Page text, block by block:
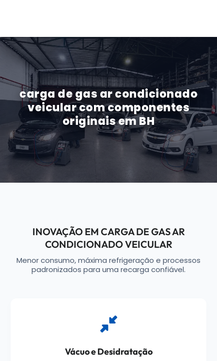
carga de gas ar condicionado
veicular com componentes
originais em BH
INOVAÇÃO EM CARGA DE GAS AR
CONDICIONADO VEICULAR
Menor consumo, máxima refrigeração e processos
padronizados para uma recarga confiável.
Vácuo e Desidratação